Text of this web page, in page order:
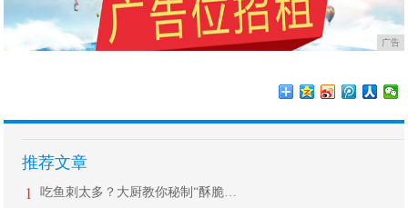
广告
推荐文章
1 吃鱼刺太多？大厨教你秘制“酥脆鱼”，